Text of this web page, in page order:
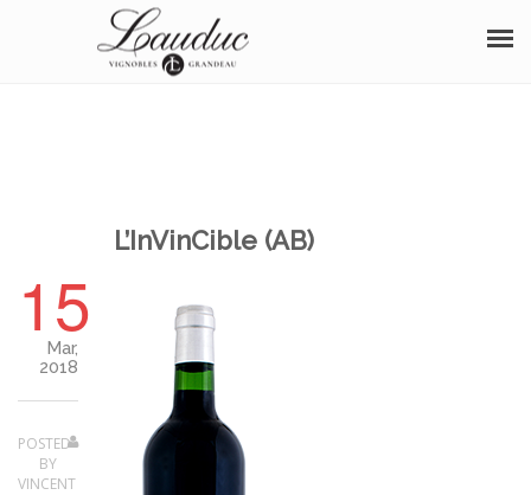
ÉVÈNEMENTS
15
Mar,
2018
POSTED
BY
VINCENT
L’InVinCible (AB)